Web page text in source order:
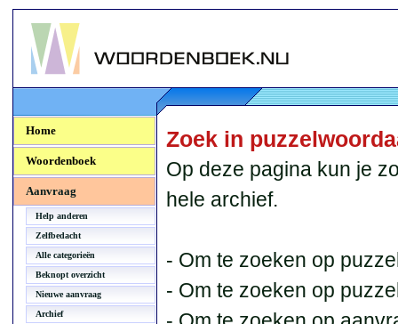
Woordenboek.NU
Home
Woordenboek
Aanvraag
Help anderen
Zelfbedacht
Alle categorieën
Beknopt overzicht
Nieuwe aanvraag
Archief
Zoek in
Op deze pagina kun je
hele archief.
- Om te zoeken op
- Om te zoeken op